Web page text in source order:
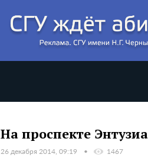
На проспекте
26 декабря 2014, 09:19 1467